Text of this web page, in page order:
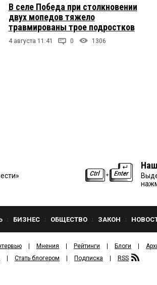
В селе Победа при столкновении
двух мопедов тяжело
травмированы трое подростков
4 августа 11:41 0 1306
БИЗНЕС ОБЩЕСТВО ЗАКОН
Мнения Рейтинги Блоги
Стать блогером Подписка RSS